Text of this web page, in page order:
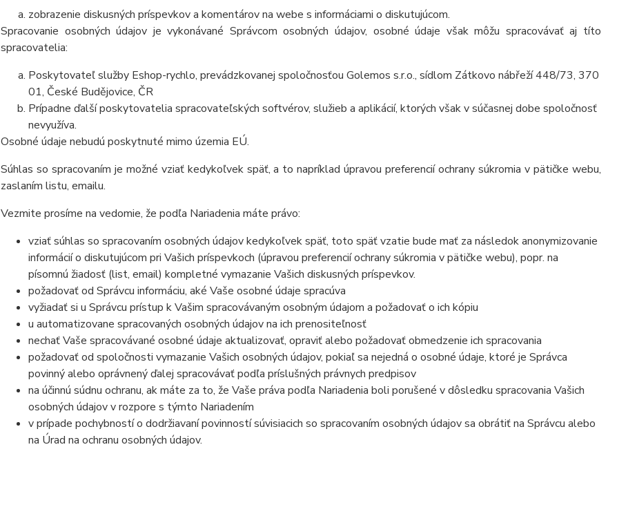
zobrazenie diskusných príspevkov a komentárov na webe s informáciami o diskutujúcom.
Spracovanie osobných údajov je vykonávané Správcom osobných údajov, osobné údaje však môžu spracovávať aj títo
spracovatelia:
Poskytovateľ služby Eshop-rychlo, prevádzkovanej spoločnosťou Golemos s.r.o., sídlom Zátkovo nábřeží 448/73, 370
01, České Budějovice, ČR
Prípadne ďalší poskytovatelia spracovateľských softvérov, služieb a aplikácií, ktorých však v súčasnej dobe spoločnosť
nevyužíva.
Osobné údaje nebudú poskytnuté mimo územia EÚ.
Súhlas so spracovaním je možné vziať kedykoľvek späť, a to napríklad úpravou preferencií ochrany súkromia v pätičke webu,
zaslaním listu, emailu.
Vezmite prosíme na vedomie, že podľa Nariadenia máte právo:
vziať súhlas so spracovaním osobných údajov kedykoľvek späť, toto späť vzatie bude mať za následok anonymizovanie
informácií o diskutujúcom pri Vašich príspevkoch (úpravou preferencií ochrany súkromia v pätičke webu), popr. na
písomnú žiadosť (list, email) kompletné vymazanie Vašich diskusných príspevkov.
požadovať od Správcu informáciu, aké Vaše osobné údaje spracúva
vyžiadať si u Správcu prístup k Vašim spracovávaným osobným údajom a požadovať o ich kópiu
u automatizovane spracovaných osobných údajov na ich prenositeľnosť
nechať Vaše spracovávané osobné údaje aktualizovať, opraviť alebo požadovať obmedzenie ich spracovania
požadovať od spoločnosti vymazanie Vašich osobných údajov, pokiaľ sa nejedná o osobné údaje, ktoré je Správca
povinný alebo oprávnený ďalej spracovávať podľa príslušných právnych predpisov
na účinnú súdnu ochranu, ak máte za to, že Vaše práva podľa Nariadenia boli porušené v dôsledku spracovania Vašich
osobných údajov v rozpore s týmto Nariadením
v prípade pochybností o dodržiavaní povinností súvisiacich so spracovaním osobných údajov sa obrátiť na Správcu alebo
na Úrad na ochranu osobných údajov.